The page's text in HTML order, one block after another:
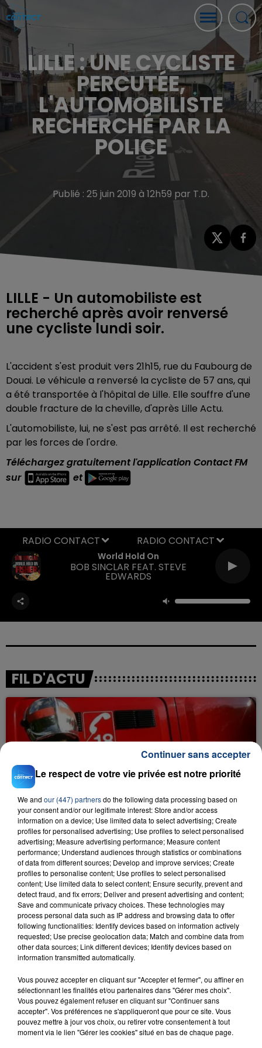
LILLE : UNE CYCLISTE
PERCUTÉE,
L'AUTOMOBILISTE
RECHERCHÉ PAR LA
POLICE
Publié : 25 juin 2019 à 12h59 par T.D.
LILLE - Un automobiliste est
recherché après avoir renversé
une cycliste lundi soir.
L'accident s'est produit vers 21h15, rue du Faubourg de
Douai. Le véhicule a renversé la cycliste de 57 ans, qui
a été transportée à l'hôpital de Lille. Elle souffre d'une
double fracture de la cheville, d'après Lille Actu.
L'automobiliste, lui, ne s'est pas arrêté. Il est recherché
par les forces de l'ordre.
Téléchargez gratuitement l'application Contact FM
sur
et
World Hold On
BOB SINCLAR FEAT. STEVE
EDWARDS
RADIO CONTACT
FIL D'ACTU
INCENDIE MORTEL À LENS : UNE FEMME ET
SON BÉBÉ ENTRE LA VIE ET LA...
Un homme s'est immolé par le feu après avoir
aspergé sa compagne et leur bébé de trois mois
d'un liquide inflammable.
20 juillet 2026
UNE ADOLESCENTE DEVANT SE FAIRE
OPÉRER DE LA CHEVILLE RESSORT DE LA...
La famille a porté plainte contre la clinique qui a
reconnu sa responsabilité et présenté ses
excuses.
TITRES DIFFUSÉS
Le respect de votre vie privée est notre priorité
We and our (447) partnersdo the following data processing based on
your consent and/or our legitimate interest: Store and/or access
information on a device; Use limited data to select advertising; Create
profiles for personalised advertising; Use profiles to select personalised
advertising; Measure advertising performance; Measure content
performance; Understand audiences through statistics or combinations
of data from different sources; Develop and improve services; Create
profiles to personalise content; Use profiles to select personalised
content; Use limited data to select content; Ensure security, prevent and
detect fraud, and fix errors; Deliver and present advertising and content;
Save and communicate privacy choices. These technologies may
process personal data such as IP address and browsing data to offer
following functionalities: Identify devices based on information actively
requested; Use precise geolocation data; Match and combine data from
other data sources; Link different devices; Identify devices based on
information transmitted automatically.
Vous pouvez accepter en cliquant sur "Accepter et fermer", ou affiner en
sélectionnant les finalités et/ou partenaires dans "Gérer mes choix".
Vous pouvez également refuser en cliquant sur "Continuer sans
accepter". Vos préférences ne s'appliqueront que pour ce site. Vous
pouvez mettre à jour vos choix, ou retirer votre consentement à tout
moment via le lien "Gérer les cookies" situé en bas de chaque page.
Continuer sans accepter